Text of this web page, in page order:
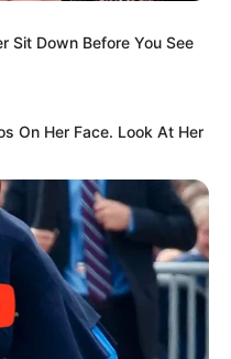
Sit Down Before You See
On Her Face. Look At Her